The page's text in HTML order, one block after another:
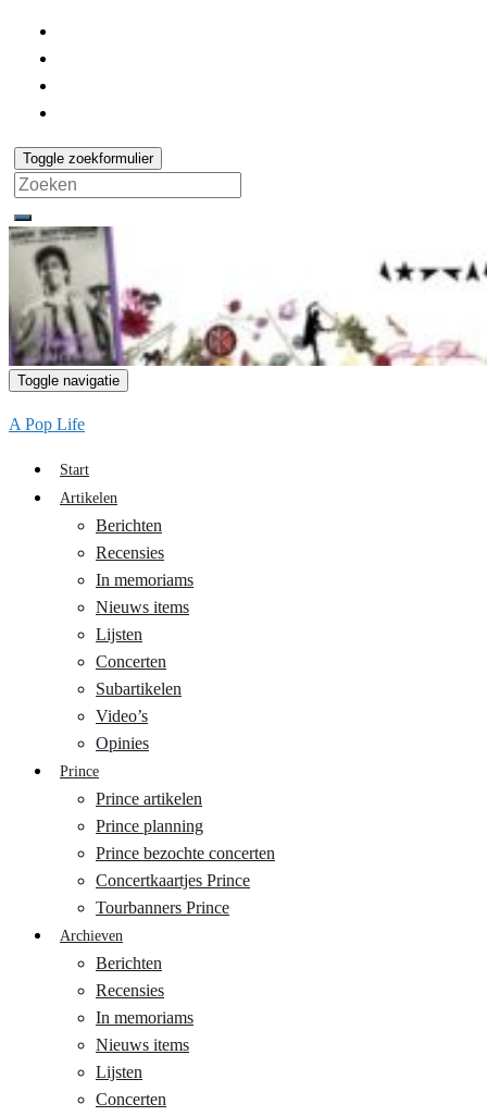
Toggle zoekformulier
Search
for:
Toggle navigatie
A Pop Life
Start
Artikelen
Berichten
Recensies
In memoriams
Nieuws items
Lijsten
Concerten
Subartikelen
Video’s
Opinies
Prince
Prince artikelen
Prince planning
Prince bezochte concerten
Concertkaartjes Prince
Tourbanners Prince
Archieven
Berichten
Recensies
In memoriams
Nieuws items
Lijsten
Concerten